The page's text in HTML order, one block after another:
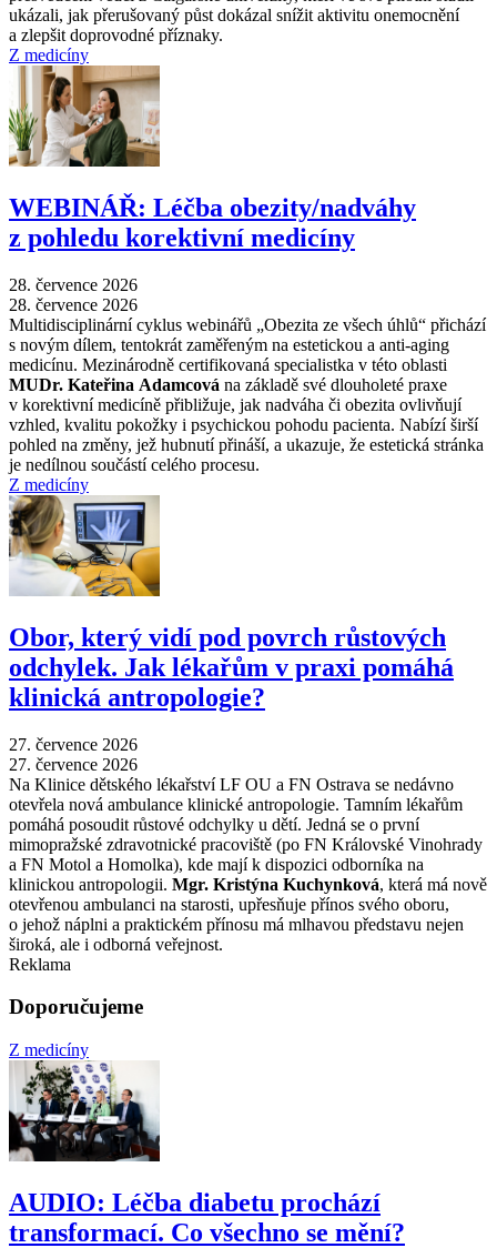
ukázali, jak přerušovaný půst dokázal snížit aktivitu onemocnění
a zlepšit doprovodné příznaky.
Z medicíny
WEBINÁŘ: Léčba obezity/nadváhy
z pohledu korektivní medicíny
28. července 2026
28. července 2026
Multidisciplinární cyklus webinářů „Obezita ze všech úhlů“ přichází
s novým dílem, tentokrát zaměřeným na estetickou a anti-aging
medicínu. Mezinárodně certifikovaná specialistka v této oblasti
MUDr. Kateřina Adamcová na základě své dlouholeté praxe
v korektivní medicíně přibližuje, jak nadváha či obezita ovlivňují
vzhled, kvalitu pokožky i psychickou pohodu pacienta. Nabízí širší
pohled na změny, jež hubnutí přináší, a ukazuje, že estetická stránka
je nedílnou součástí celého procesu.
Z medicíny
Obor, který vidí pod povrch růstových
odchylek. Jak lékařům v praxi pomáhá
klinická antropologie?
27. července 2026
27. července 2026
Na Klinice dětského lékařství LF OU a FN Ostrava se nedávno
otevřela nová ambulance klinické antropologie. Tamním lékařům
pomáhá posoudit růstové odchylky u dětí. Jedná se o první
mimopražské zdravotnické pracoviště (po FN Královské Vinohrady
a FN Motol a Homolka), kde mají k dispozici odborníka na
klinickou antropologii. Mgr. Kristýna Kuchynková, která má nově
otevřenou ambulanci na starosti, upřesňuje přínos svého oboru,
o jehož náplni a praktickém přínosu má mlhavou představu nejen
široká, ale i odborná veřejnost.
Reklama
Doporučujeme
Z medicíny
AUDIO: Léčba diabetu prochází
transformací. Co všechno se mění?